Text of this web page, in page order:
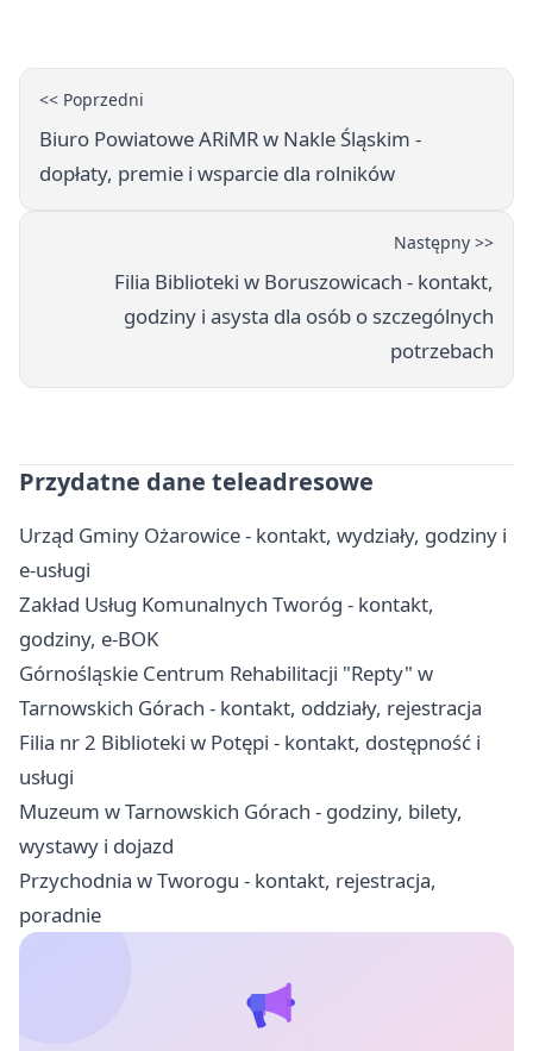
<< Poprzedni
Biuro Powiatowe ARiMR w Nakle Śląskim -
dopłaty, premie i wsparcie dla rolników
Następny >>
Filia Biblioteki w Boruszowicach - kontakt,
godziny i asysta dla osób o szczególnych
potrzebach
Przydatne dane teleadresowe
Urząd Gminy Ożarowice - kontakt, wydziały, godziny i
e-usługi
Zakład Usług Komunalnych Tworóg - kontakt,
godziny, e-BOK
Górnośląskie Centrum Rehabilitacji "Repty" w
Tarnowskich Górach - kontakt, oddziały, rejestracja
Filia nr 2 Biblioteki w Potępi - kontakt, dostępność i
usługi
Muzeum w Tarnowskich Górach - godziny, bilety,
wystawy i dojazd
Przychodnia w Tworogu - kontakt, rejestracja,
poradnie